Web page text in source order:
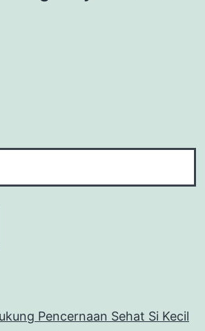
Pencernaan Sehat Si Kecil